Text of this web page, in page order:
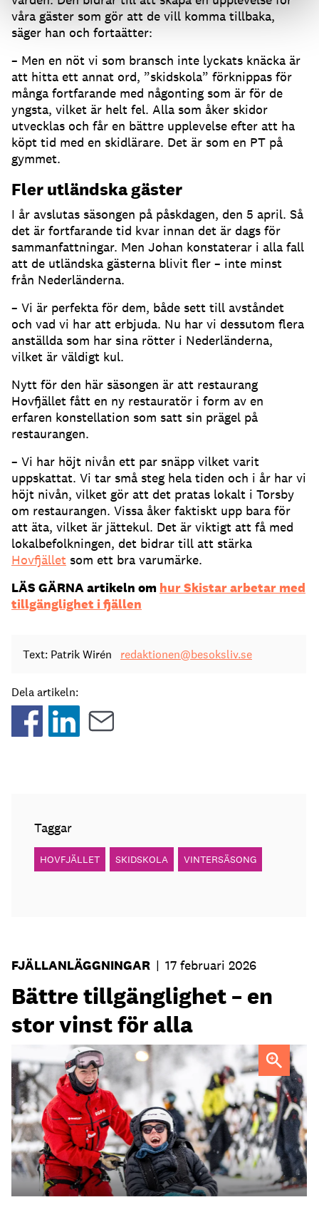
våra gäster som gör att de vill komma tillbaka,
säger han och fortaätter:
– Men en nöt vi som bransch inte lyckats knäcka är
att hitta ett annat ord, ”skidskola” förknippas för
många fortfarande med någonting som är för de
yngsta, vilket är helt fel. Alla som åker skidor
utvecklas och får en bättre upplevelse efter att ha
köpt tid med en skidlärare. Det är som en PT på
gymmet.
Fler utländska gäster
I år avslutas säsongen på påskdagen, den 5 april. Så
det är fortfarande tid kvar innan det är dags för
sammanfattningar. Men Johan konstaterar i alla fall
att de utländska gästerna blivit fler – inte minst
från Nederländerna.
– Vi är perfekta för dem, både sett till avståndet
och vad vi har att erbjuda. Nu har vi dessutom flera
anställda som har sina rötter i Nederländerna,
vilket är väldigt kul.
Nytt för den här säsongen är att restaurang
Hovfjället fått en ny restauratör i form av en
erfaren konstellation som satt sin prägel på
restaurangen.
– Vi har höjt nivån ett par snäpp vilket varit
uppskattat. Vi tar små steg hela tiden och i år har vi
höjt nivån, vilket gör att det pratas lokalt i Torsby
om restaurangen. Vissa åker faktiskt upp bara för
att äta, vilket är jättekul. Det är viktigt att få med
lokalbefolkningen, det bidrar till att stärka
Hovfjället som ett bra varumärke.
LÄS GÄRNA artikeln om hur Skistar arbetar med
tillgänglighet i fjällen
Text: Patrik Wirén redaktionen@besoksliv.se
Dela artikeln:
Taggar
HOVFJÄLLET SKIDSKOLA VINTERSÄSONG
FJÄLLANLÄGGNINGAR | 17 februari 2026
Bättre tillgänglighet – en
stor vinst för alla
FOTO: Johan Olsson